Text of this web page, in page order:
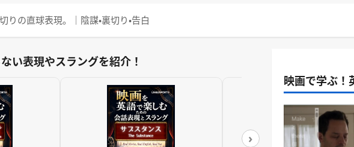
の直球表現。｜陰謀・裏切り・告白
い表現やスラングを紹介！
›
映画で学ぶ！